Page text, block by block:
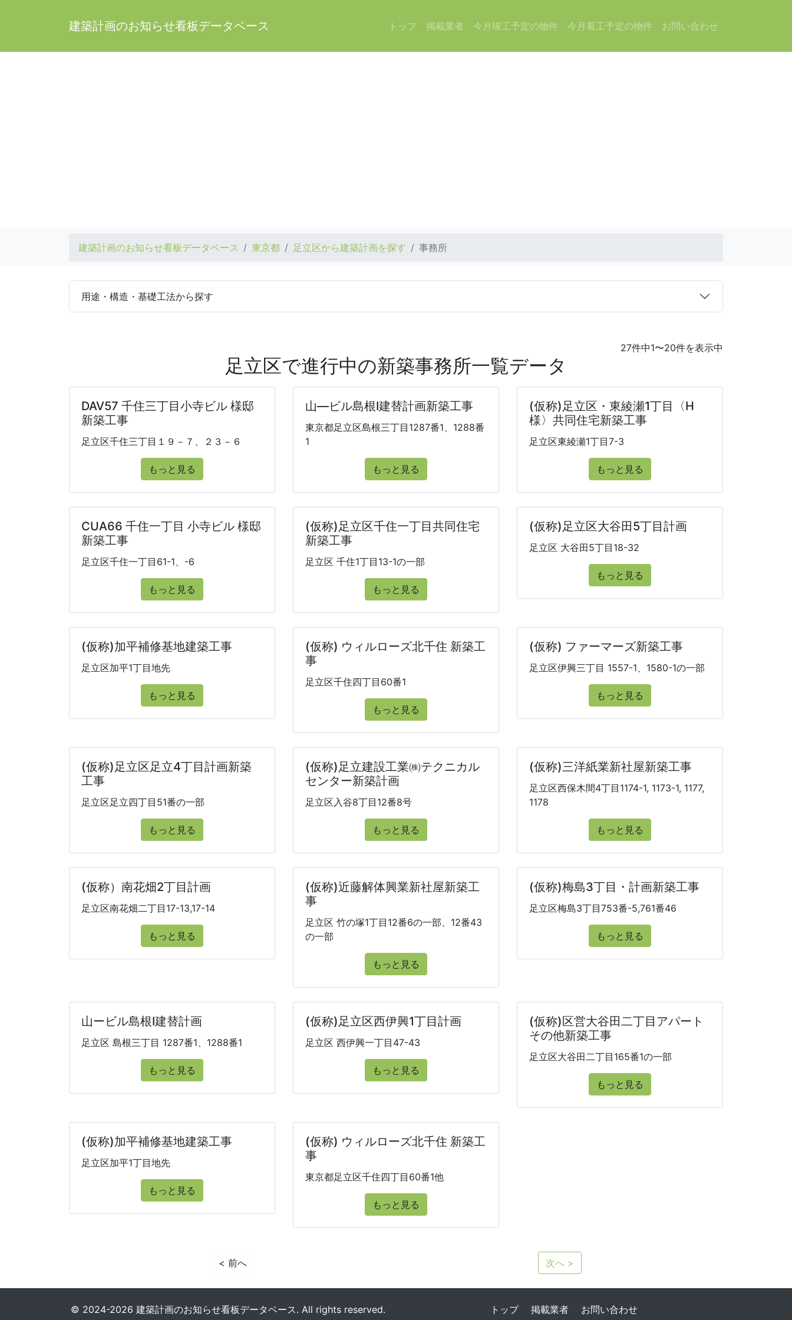
建築計画のお知らせ看板データベース トップ 掲載業者 今月竣工予定の物件 今月着工予定の物件 お問い合わせ
建築計画のお知らせ看板データベース 東京都 足立区から建築計画を探す 事務所
用途・構造・基礎工法から探す
27件中1〜20件を表示中
足立区で進行中の新築事務所一覧データ
DAV57 千住三丁目小寺ビル 様邸
新築工事
足立区千住三丁目１９－７、２３－６
もっと見る
山―ビル島根Ⅰ建替計画新築工事
東京都足立区島根三丁目1287番1、1288番
1
もっと見る
(仮称)足立区・東綾瀬1丁目〈H
様〉共同住宅新築工事
足立区東綾瀬1丁目7-3
もっと見る
CUA66 千住一丁目 小寺ビル 様邸
新築工事
足立区千住一丁目61-1、-6
もっと見る
(仮称)足立区千住一丁目共同住宅
新築工事
足立区 千住1丁目13-1の一部
もっと見る
(仮称)足立区大谷田5丁目計画
足立区 大谷田5丁目18-32
もっと見る
(仮称)加平補修基地建築工事
足立区加平1丁目地先
もっと見る
(仮称) ウィルローズ北千住 新築工
事
足立区千住四丁目60番1
もっと見る
(仮称) ファーマーズ新築工事
足立区伊興三丁目 1557-1、1580-1の一部
もっと見る
(仮称)足立区足立4丁目計画新築
工事
足立区足立四丁目51番の一部
もっと見る
(仮称)足立建設工業㈱テクニカル
センター新築計画
足立区入谷8丁目12番8号
もっと見る
(仮称)三洋紙業新社屋新築工事
足立区西保木間4丁目1174-1, 1173-1, 1177,
1178
もっと見る
(仮称）南花畑2丁目計画
足立区南花畑二丁目17-13,17-14
もっと見る
(仮称)近藤解体興業新社屋新築工
事
足立区 竹の塚1丁目12番6の一部、12番43
の一部
もっと見る
(仮称)梅島3丁目・計画新築工事
足立区梅島3丁目753番-5,761番46
もっと見る
山ービル島根I建替計画
足立区 島根三丁目 1287番1、1288番1
もっと見る
(仮称)足立区西伊興1丁目計画
足立区 西伊興一丁目47-43
もっと見る
(仮称)区営大谷田二丁目アパート
その他新築工事
足立区大谷田二丁目165番1の一部
もっと見る
(仮称)加平補修基地建築工事
足立区加平1丁目地先
もっと見る
(仮称) ウィルローズ北千住 新築工
事
東京都足立区千住四丁目60番1他
もっと見る
< 前へ 次へ >
© 2024-2026 建築計画のお知らせ看板データベース. All rights reserved. トップ 掲載業者 お問い合わせ